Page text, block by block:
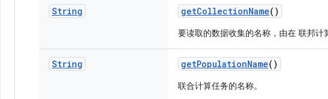
String getCollectionName()
要读取的数据收集的名称，由在 联邦计
String getPopulationName()
联合计算任务的名称。